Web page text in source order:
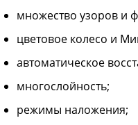
множество узоров и
цветовое колесо и
автоматическое
многослойность;
режимы наложения;